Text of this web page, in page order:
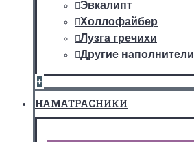
Эвкалипт
Холлофайбер
Лузга гречихи
Другие наполнители
+
НАМАТРАСНИКИ